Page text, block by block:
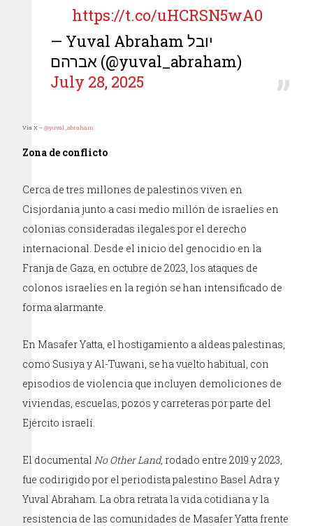
https://t.co/uHCRSN5wA0
— Yuval Abraham יובל
אברהם (@yuval_abraham)
July 28, 2025
Vía X –@yuval_abraham
Zona de conflicto
Cerca de tres millones de palestinos viven en
Cisjordania junto a casi medio millón de israelíes en
colonias consideradas ilegales por el derecho
internacional. Desde el inicio del genocidio en la
Franja de Gaza, en octubre de 2023, los ataques de
colonos israelíes en la región se han intensificado de
forma alarmante.
En Masafer Yatta, el hostigamiento a aldeas palestinas,
como Susiya y Al-Tuwani, se ha vuelto habitual, con
episodios de violencia que incluyen demoliciones de
viviendas, escuelas, pozos y carreteras por parte del
Ejército israelí.
El documentalNo Other Land, rodado entre 2019 y 2023,
fue codirigido por el periodista palestino Basel Adra y
Yuval Abraham. La obra retrata la vida cotidiana y la
resistencia de las comunidades de Masafer Yatta frente